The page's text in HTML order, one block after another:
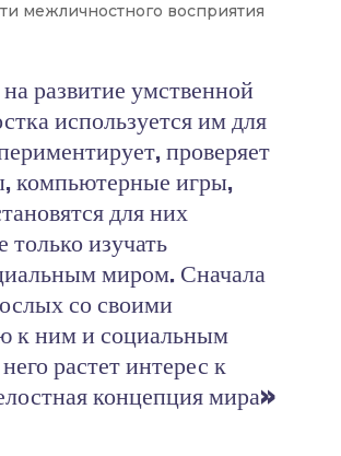
межличностного восприятия
развитие умственной
используется им для
проверяет
компьютерные игры,
для них
изучать
миром. Сначала
со своими
к ним и социальным
растет интерес к
концепция мира»